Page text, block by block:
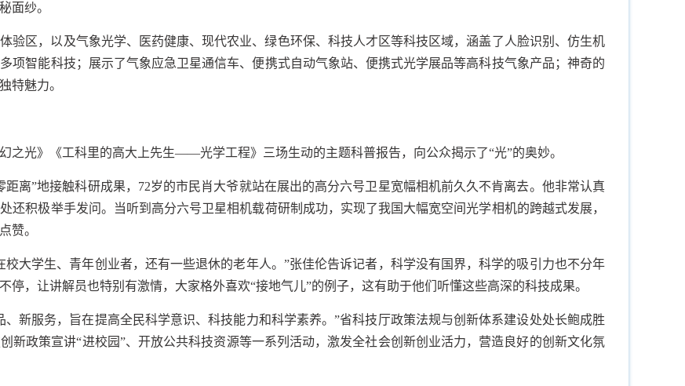
面纱。
验区，以及气象光学、医药健康、现代农业、绿色环保、科技人才区等科技区域，涵盖了人脸识别、仿生机
项智能科技；展示了气象应急卫星通信车、便携式自动气象站、便携式光学展品等高科技气象产品；神奇的
特魅力。
之光》《工科里的高大上先生——光学工程》三场生动的主题科普报告，向公众揭示了“光”的奥妙。
离”地接触科研成果，72岁的市民肖大爷就站在展出的高分六号卫星宽幅相机前久久不肯离去。他非常认真
还积极举手发问。当听到高分六号卫星相机载荷研制成功，实现了我国大幅宽空间光学相机的跨越式发展，
赞。
大学生、青年创业者，还有一些退休的老年人。”张佳伦告诉记者，科学没有国界，科学的吸引力也不分年
，让讲解员也特别有激情，大家格外喜欢“接地气儿”的例子，这有助于他们听懂这些高深的科技成果。
新服务，旨在提高全民科学意识、科技能力和科学素养。”省科技厅政策法规与创新体系建设处处长鲍成胜
新政策宣讲“进校园”、开放公共科技资源等一系列活动，激发全社会创新创业活力，营造良好的创新文化氛